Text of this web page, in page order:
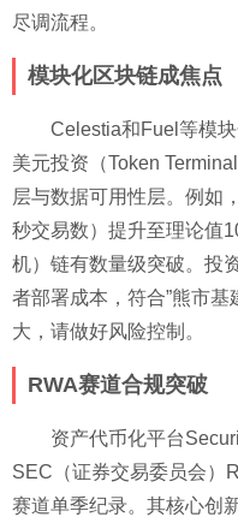
尽调流程。
模块化区块链成焦点
Celestia和Fuel等模
美元投资（Token
层与数据可用性层。例如
秒交易数）提升至理论值
机）链有数量级突破。投
者部署成本，符合”熊市
大，请做好风险控制。
RWA赛道合规突破
资产代币化平台
SEC（证券交易委员会）
赛道单季纪录。其核心创